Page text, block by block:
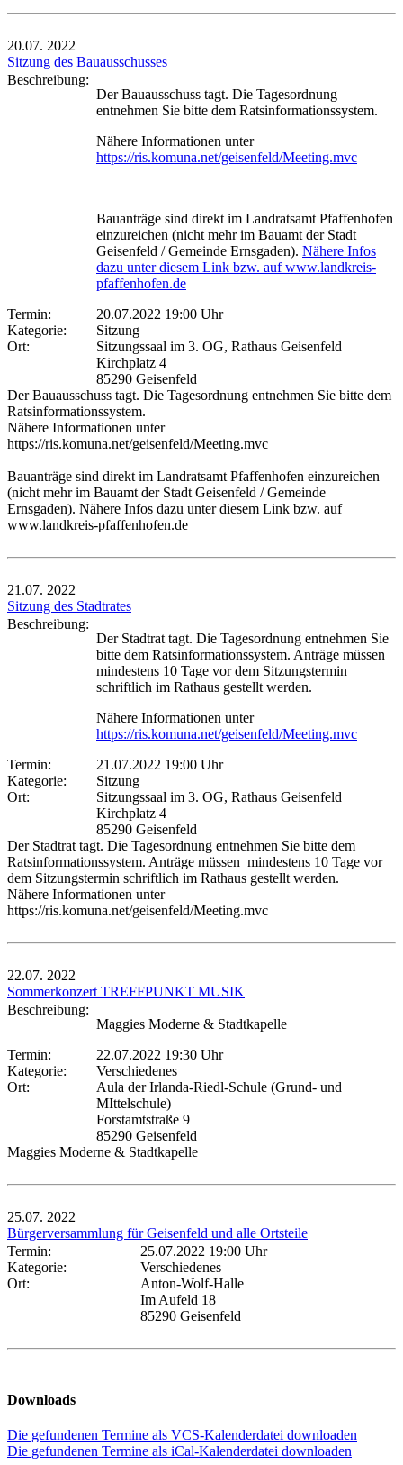
20.07. 2022
Sitzung des Bauausschusses
Beschreibung:
Der Bauausschuss tagt. Die Tagesordnung
entnehmen Sie bitte dem Ratsinformationssystem.
Nähere Informationen unter
https://ris.komuna.net/geisenfeld/Meeting.mvc
Bauanträge sind direkt im Landratsamt Pfaffenhofen
einzureichen (nicht mehr im Bauamt der Stadt
Geisenfeld / Gemeinde Ernsgaden). Nähere Infos
dazu unter diesem Link bzw. auf www.landkreis-
pfaffenhofen.de
Termin:
20.07.2022 19:00 Uhr
Kategorie:
Sitzung
Ort:
Sitzungssaal im 3. OG, Rathaus Geisenfeld
Kirchplatz 4
85290 Geisenfeld
Der Bauausschuss tagt. Die Tagesordnung entnehmen Sie bitte dem
Ratsinformationssystem.
Nähere Informationen unter
https://ris.komuna.net/geisenfeld/Meeting.mvc
Bauanträge sind direkt im Landratsamt Pfaffenhofen einzureichen
(nicht mehr im Bauamt der Stadt Geisenfeld / Gemeinde
Ernsgaden). Nähere Infos dazu unter diesem Link bzw. auf
www.landkreis-pfaffenhofen.de
21.07. 2022
Sitzung des Stadtrates
Beschreibung:
Der Stadtrat tagt. Die Tagesordnung entnehmen Sie
bitte dem Ratsinformationssystem. Anträge müssen
mindestens 10 Tage vor dem Sitzungstermin
schriftlich im Rathaus gestellt werden.
Nähere Informationen unter
https://ris.komuna.net/geisenfeld/Meeting.mvc
Termin:
21.07.2022 19:00 Uhr
Kategorie:
Sitzung
Ort:
Sitzungssaal im 3. OG, Rathaus Geisenfeld
Kirchplatz 4
85290 Geisenfeld
Der Stadtrat tagt. Die Tagesordnung entnehmen Sie bitte dem
Ratsinformationssystem. Anträge müssen mindestens 10 Tage vor
dem Sitzungstermin schriftlich im Rathaus gestellt werden.
Nähere Informationen unter
https://ris.komuna.net/geisenfeld/Meeting.mvc
22.07. 2022
Sommerkonzert TREFFPUNKT MUSIK
Beschreibung:
Maggies Moderne & Stadtkapelle
Termin:
22.07.2022 19:30 Uhr
Kategorie:
Verschiedenes
Ort:
Aula der Irlanda-Riedl-Schule (Grund- und
MIttelschule)
Forstamtstraße 9
85290 Geisenfeld
Maggies Moderne & Stadtkapelle
25.07. 2022
Bürgerversammlung für Geisenfeld und alle Ortsteile
Termin:
25.07.2022 19:00 Uhr
Kategorie:
Verschiedenes
Ort:
Anton-Wolf-Halle
Im Aufeld 18
85290 Geisenfeld
Downloads
Die gefundenen Termine als VCS-Kalenderdatei downloaden
Die gefundenen Termine als iCal-Kalenderdatei downloaden